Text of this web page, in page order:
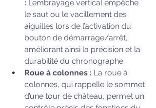
: L’embrayage vertical empêche
le saut ou le vacillement des
aiguilles lors de l’activation du
bouton de démarrage/arrêt,
améliorant ainsi la précision et la
durabilité du chronographe.
Roue à colonnes : La roue à
colonnes, qui rappelle le sommet
d’une tour de château, permet un